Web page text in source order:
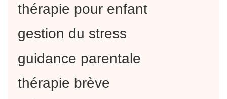
thérapie pour enfant
gestion du stress
guidance parentale
thérapie brève